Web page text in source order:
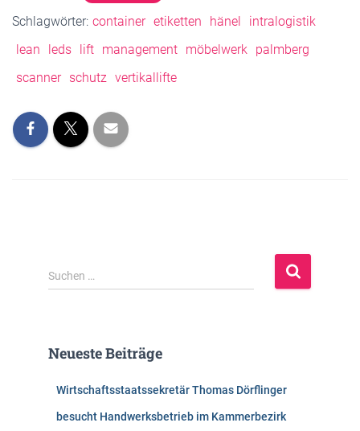
Schlagwörter: container etiketten hänel
intralogistik
lean
leds lift management möbelwerk palmberg
scanner schutz vertikallifte
S
u
n
Suchen …
Neueste Beiträge
Wirtschaftsstaatssekretär Thomas Dörflinger
besucht Handwerksbetrieb im Kammerbezirk